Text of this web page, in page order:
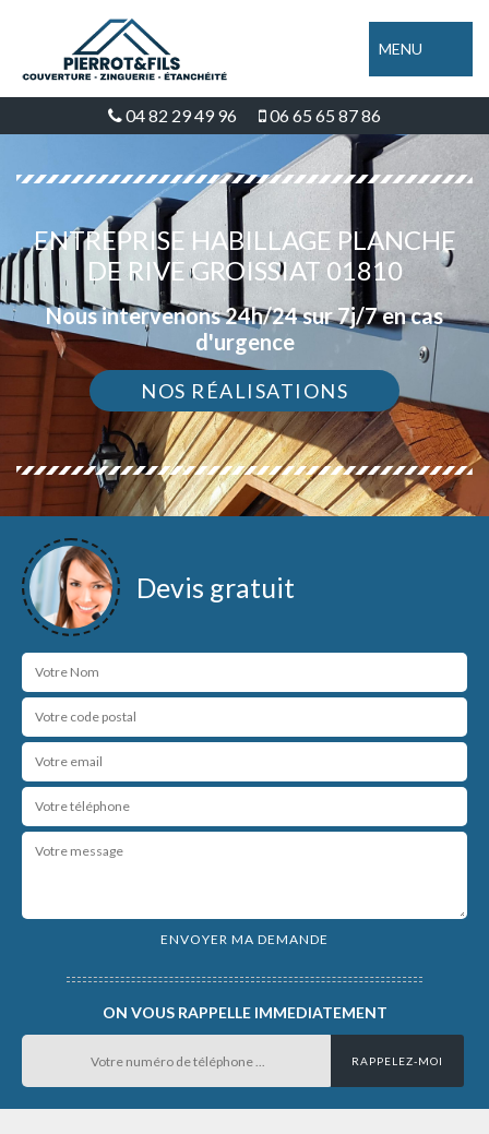
MENU
04 82 29 49 96 06 65 65 87 86
ENTREPRISE HABILLAGE PLANCHE
DE RIVE GROISSIAT 01810
Nous intervenons 24h/24 sur 7j/7 en cas
d'urgence
NOS RÉALISATIONS
Devis gratuit
ON VOUS RAPPELLE IMMEDIATEMENT